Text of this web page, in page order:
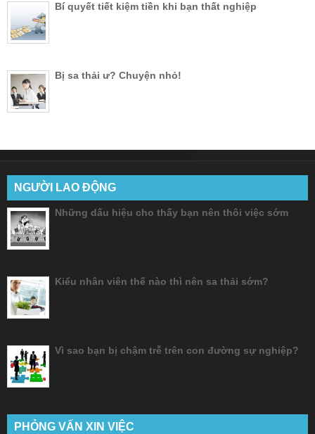
Bí quyết tiết kiệm tiền khi bạn thất nghiệp
Bị sa thải ư? Chuyện nhỏ!
NGƯỜI LAO ĐỘNG
Những dấu hiệu cho thấy bạn nên thôi việc sớm
Kiểu nhân viên thế nào thì nên sa thải sớm?
Vì sao bạn bị chậm trễ trên con đường sự nghiệp?
PHỎNG VẤN XIN VIỆC